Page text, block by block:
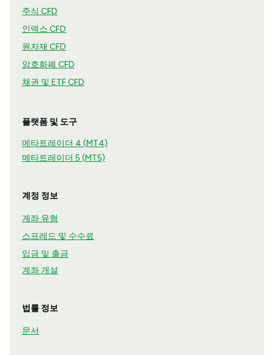
주식 CFD
인덱스 CFD
원자재 CFD
암호화폐 CFD
채권 및 ETF CFD
플랫폼 및 도구
메타트레이더 4 (MT4)
메타트레이더 5 (MT5)
계정 정보
계좌 유형
스프레드 및 수수료
입금 및 출금
계좌 개설
법률 정보
문서